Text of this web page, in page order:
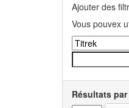
Ajouter des
Vous pouvex
Résultats